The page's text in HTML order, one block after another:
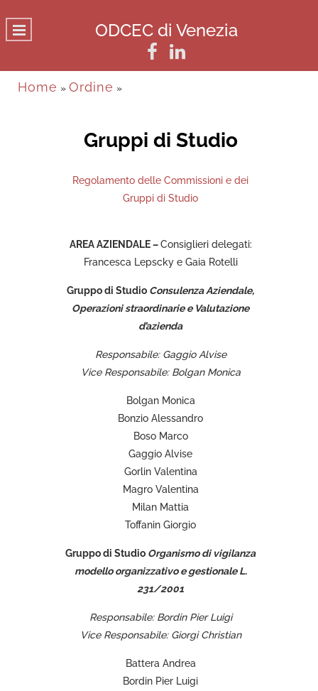
ODCEC di Venezia
Home » Ordine »
Gruppi di Studio
Regolamento delle Commissioni e dei
Gruppi di Studio
AREA AZIENDALE –Consiglieri delegati:
Francesca Lepscky e Gaia Rotelli
Gruppo di Studio Consulenza Aziendale,
Operazioni straordinarie e Valutazione
d’azienda
Responsabile: Gaggio Alvise
Vice Responsabile: Bolgan Monica
Bolgan Monica
Bonzio Alessandro
Boso Marco
Gaggio Alvise
Gorlin Valentina
Magro Valentina
Milan Mattia
Toffanin Giorgio
Gruppo di Studio Organismo di vigilanza
modello organizzativo e gestionale L.
231/2001
Responsabile: Bordin Pier Luigi
Vice Responsabile: Giorgi Christian
Battera Andrea
Bordin Pier Luigi